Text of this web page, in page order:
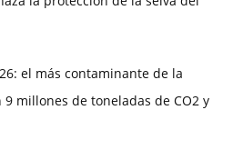
el más contaminante de la
9 millones de toneladas de CO2 y